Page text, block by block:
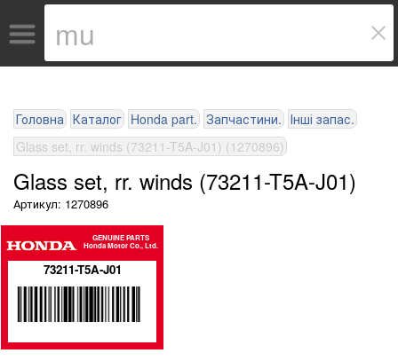
Головна Каталог Honda part. Запчастини. Інші запас.
Glass set, rr. winds (73211-T5A-J01) (1270896)
Glass set, rr. winds (73211-T5A-J01)
Артикул: 1270896
GENUINE PARTS
Honda Motor Co., Ltd.
73211-T5A-J01